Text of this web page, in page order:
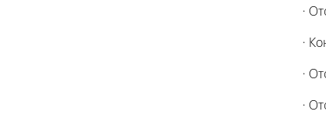
·
·
·
·